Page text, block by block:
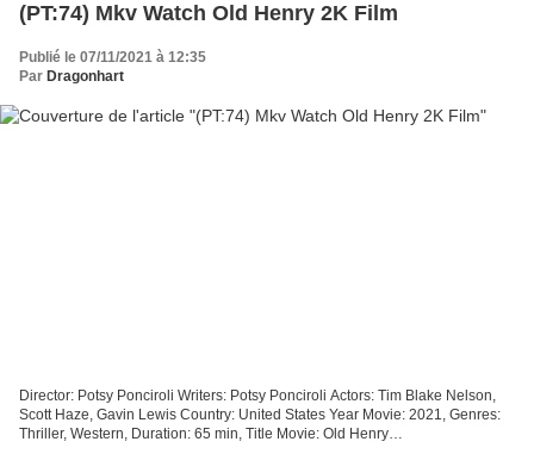
(PT:74) Mkv Watch Old Henry 2K Film
Publié le 07/11/2021 à 12:35
Par Dragonhart
Director: Potsy Ponciroli Writers: Potsy Ponciroli Actors: Tim Blake Nelson,
Scott Haze, Gavin Lewis Country: United States Year Movie: 2021, Genres:
Thriller, Western, Duration: 65 min, Title Movie: Old Henry